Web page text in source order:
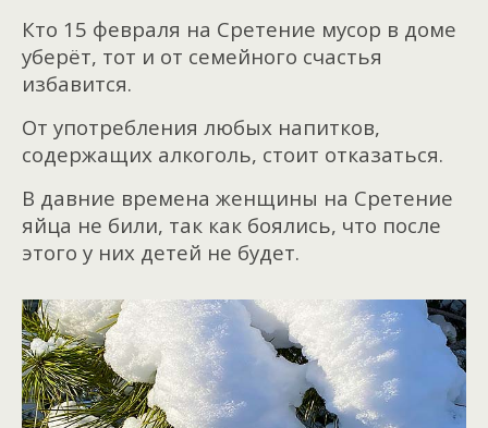
Кто 15 февраля на Сретение мусор в доме
уберёт, тот и от семейного счастья
избавится.
От употребления любых напитков,
содержащих алкоголь, стоит отказаться.
В давние времена женщины на Сретение
яйца не били, так как боялись, что после
этого у них детей не будет.